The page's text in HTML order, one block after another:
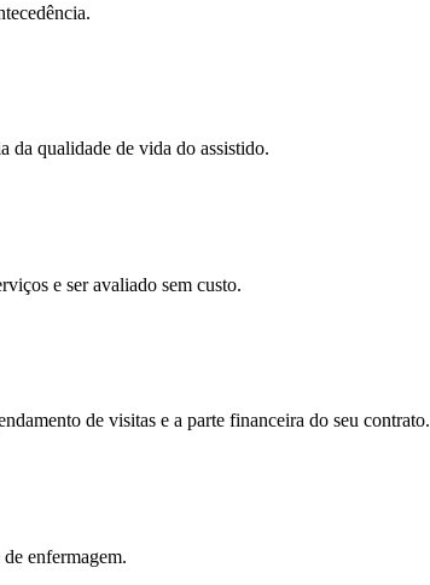
da qualidade de vida do assistido.
e ser avaliado sem custo.
de visitas e a parte financeira do seu contrato.
enfermagem.